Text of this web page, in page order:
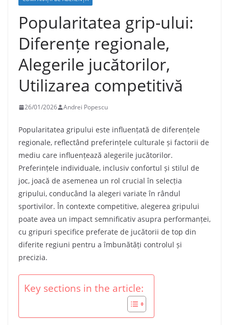
Popularitatea grip-ului:
Diferențe regionale,
Alegerile jucătorilor,
Utilizarea competitivă
26/01/2026 Andrei Popescu
Popularitatea gripului este influențată de diferențele
regionale, reflectând preferințele culturale și factorii de
mediu care influențează alegerile jucătorilor.
Preferințele individuale, inclusiv confortul și stilul de
joc, joacă de asemenea un rol crucial în selecția
gripului, conducând la alegeri variate în rândul
sportivilor. În contexte competitive, alegerea gripului
poate avea un impact semnificativ asupra performanței,
cu gripuri specifice preferate de jucătorii de top din
diferite regiuni pentru a îmbunătăți controlul și
precizia.
Key sections in the article: